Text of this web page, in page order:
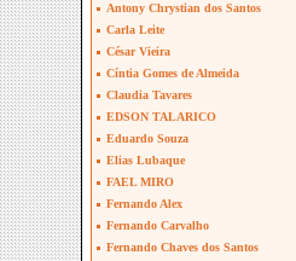
Antony Chrystian dos Santos
Carla Leite
César Vieira
Cíntia Gomes de Almeida
Claudia Tavares
EDSON TALARICO
Eduardo Souza
Elias Lubaque
FAEL MIRO
Fernando Alex
Fernando Carvalho
Fernando Chaves dos Santos